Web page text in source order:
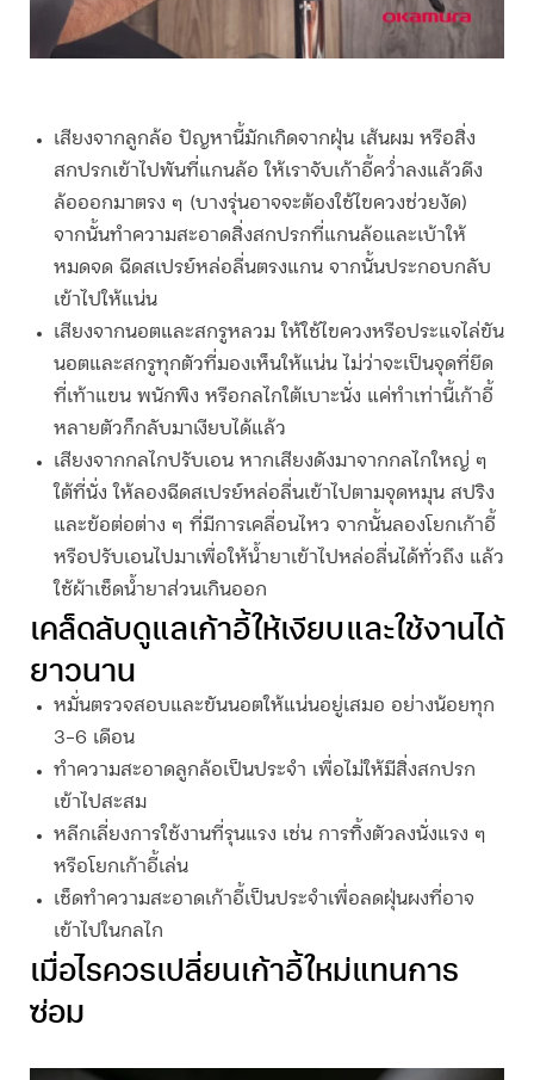
เสียงจากลูกล้อ ปัญหานี้มักเกิดจากฝุ่น เส้นผม หรือสิ่ง
สกปรกเข้าไปพันที่แกนล้อ ให้เราจับเก้าอี้คว่ำลงแล้วดึง
ล้อออกมาตรง ๆ (บางรุ่นอาจจะต้องใช้ไขควงช่วยงัด)
จากนั้นทำความสะอาดสิ่งสกปรกที่แกนล้อและเบ้าให้
หมดจด ฉีดสเปรย์หล่อลื่นตรงแกน จากนั้นประกอบกลับ
เข้าไปให้แน่น
เสียงจากนอตและสกรูหลวม ให้ใช้ไขควงหรือประแจไล่ขัน
นอตและสกรูทุกตัวที่มองเห็นให้แน่น ไม่ว่าจะเป็นจุดที่ยึด
ที่เท้าแขน พนักพิง หรือกลไกใต้เบาะนั่ง แค่ทำเท่านี้เก้าอี้
หลายตัวก็กลับมาเงียบได้แล้ว
เสียงจากกลไกปรับเอน หากเสียงดังมาจากกลไกใหญ่ ๆ
ใต้ที่นั่ง ให้ลองฉีดสเปรย์หล่อลื่นเข้าไปตามจุดหมุน สปริง
และข้อต่อต่าง ๆ ที่มีการเคลื่อนไหว จากนั้นลองโยกเก้าอี้
หรือปรับเอนไปมาเพื่อให้น้ำยาเข้าไปหล่อลื่นได้ทั่วถึง แล้ว
ใช้ผ้าเช็ดน้ำยาส่วนเกินออก
เคล็ดลับดูแลเก้าอี้ให้เงียบและใช้งานได้
ยาวนาน
หมั่นตรวจสอบและขันนอตให้แน่นอยู่เสมอ อย่างน้อยทุก
3-6 เดือน
ทำความสะอาดลูกล้อเป็นประจำ เพื่อไม่ให้มีสิ่งสกปรก
เข้าไปสะสม
หลีกเลี่ยงการใช้งานที่รุนแรง เช่น การทิ้งตัวลงนั่งแรง ๆ
หรือโยกเก้าอี้เล่น
เช็ดทำความสะอาดเก้าอี้เป็นประจำเพื่อลดฝุ่นผงที่อาจ
เข้าไปในกลไก
เมื่อไรควรเปลี่ยนเก้าอี้ใหม่แทนการ
ซ่อม